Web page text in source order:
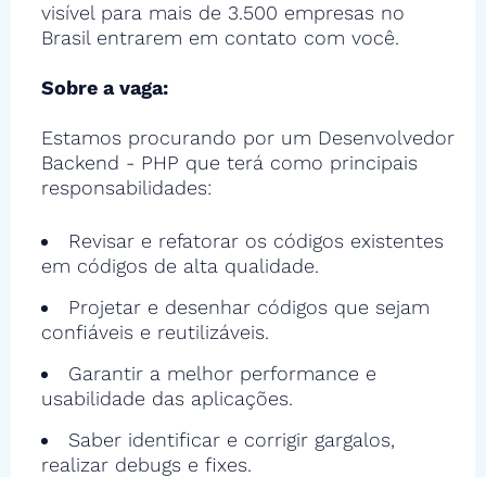
visível para mais de 3.500 empresas no
Brasil entrarem em contato com você.
Sobre a vaga:
Estamos procurando por um Desenvolvedor
Backend - PHP que terá como principais
responsabilidades:
Revisar e refatorar os códigos existentes
em códigos de alta qualidade.
Projetar e desenhar códigos que sejam
confiáveis e reutilizáveis.
Garantir a melhor performance e
usabilidade das aplicações.
Saber identificar e corrigir gargalos,
realizar debugs e fixes.